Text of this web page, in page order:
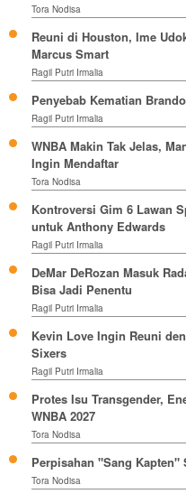
Tora Nodisa
Reuni di Houston, Ime
Marcus Smart
Ragil Putri Irmalia
Penyebab Kematian
Ragil Putri Irmalia
WNBA Makin Tak Jelas,
Ingin Mendaftar
Tora Nodisa
Kontroversi Gim 6 Lawan
untuk Anthony Edwards
Ragil Putri Irmalia
DeMar DeRozan Masuk
Bisa Jadi Penentu
Ragil Putri Irmalia
Kevin Love Ingin Reuni
Sixers
Ragil Putri Irmalia
Protes Isu Transgender,
WNBA 2027
Tora Nodisa
Perpisahan "Sang Kapten"
Tora Nodisa